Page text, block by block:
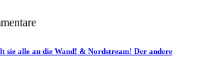
sie alle an die Wand! & Nordstream! Der andere